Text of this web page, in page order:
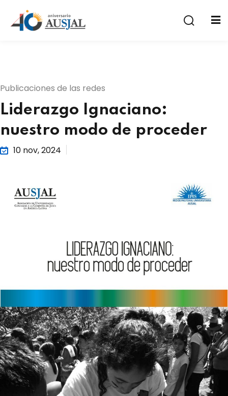
Publicaciones de las redes
Liderazgo Ignaciano:
nuestro modo de proceder
10 nov, 2024